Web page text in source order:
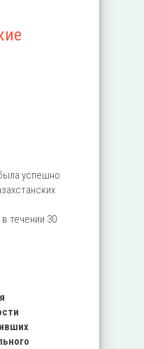
успешно
в течении 30